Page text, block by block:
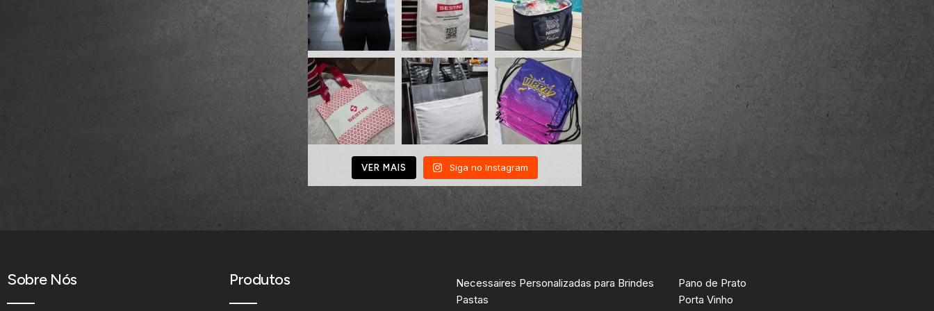
VER MAIS Siga no Instagram
Sobre Nós Produtos
Necessaires Personalizadas para Brindes
Pastas
Pano de Prato
Porta Vinho